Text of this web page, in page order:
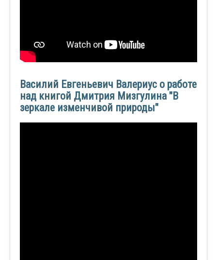
Василий Евгеньевич Валериус о работе
над книгой Дмитрия Мизгулина "В
зеркале изменчивой природы"